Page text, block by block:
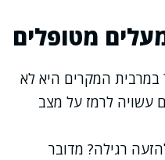
מטופלים
המקרים היא לא
עשויה לרמז על מצב
רגילה? מדובר